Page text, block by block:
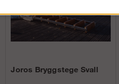
Joros Bryggstege Svall